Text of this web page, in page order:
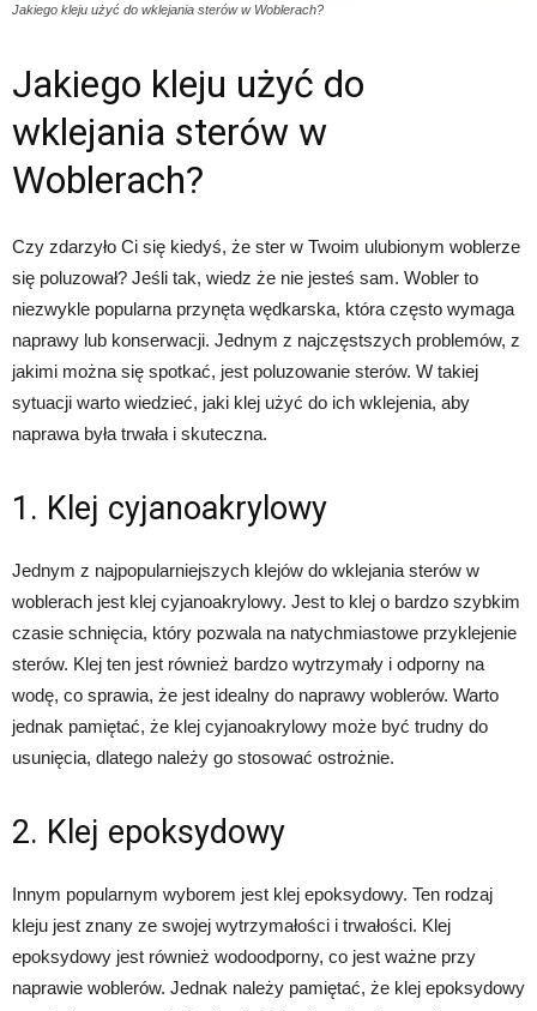
Jakiego kleju użyć do wklejania sterów w Woblerach?
Jakiego kleju użyć do
wklejania sterów w
Woblerach?
Czy zdarzyło Ci się kiedyś, że ster w Twoim ulubionym woblerze
się poluzował? Jeśli tak, wiedz że nie jesteś sam. Wobler to
niezwykle popularna przynęta wędkarska, która często wymaga
naprawy lub konserwacji. Jednym z najczęstszych problemów, z
jakimi można się spotkać, jest poluzowanie sterów. W takiej
sytuacji warto wiedzieć, jaki klej użyć do ich wklejenia, aby
naprawa była trwała i skuteczna.
1. Klej cyjanoakrylowy
Jednym z najpopularniejszych klejów do wklejania sterów w
woblerach jest klej cyjanoakrylowy. Jest to klej o bardzo szybkim
czasie schnięcia, który pozwala na natychmiastowe przyklejenie
sterów. Klej ten jest również bardzo wytrzymały i odporny na
wodę, co sprawia, że jest idealny do naprawy woblerów. Warto
jednak pamiętać, że klej cyjanoakrylowy może być trudny do
usunięcia, dlatego należy go stosować ostrożnie.
2. Klej epoksydowy
Innym popularnym wyborem jest klej epoksydowy. Ten rodzaj
kleju jest znany ze swojej wytrzymałości i trwałości. Klej
epoksydowy jest również wodoodporny, co jest ważne przy
naprawie woblerów. Jednak należy pamiętać, że klej epoksydowy